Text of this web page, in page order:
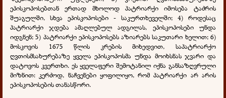
ეპისკოპოსებთან ერთად მხოლოდ პატრიარქი იმოსება ტაძრის
შუაგულში, სხვა ეპისკოპოსები - საკურთხეველში; 4) როდესაც
პატრიარქი ჯდება ამაღლებულ ადგილას, ეპისკოპოსები უნდა
იდგნენ; 5) პატრიარქი ეპისკოპოსებს აზიარებს საკუთარი ხელით; 6)
მოსკოვის 1675 წლის კრების მიხედვით, საპატრიარქო
ღვთისმსახურებაზე ყველა ეპისკოპოსმა უნდა მოიხსნას ჯვარი და
დატოვოს კვერთხი. ეს ყველაფერი შემოტანილ იქნა განსაზღვრული
მიზნით: კერძოდ, ნაჩვენები ყოფილიყო, რომ პატრიარქი არ არის
ეპისკოპოსების თანასწორი.